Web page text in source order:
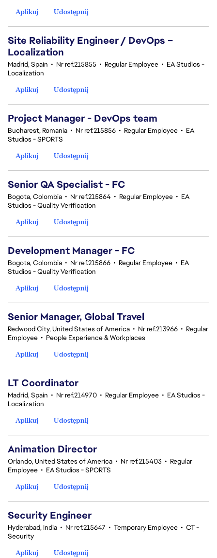
Aplikuj
Udostępnij
Site Reliability Engineer / DevOps –
Localization
Madrid, Spain • Nr ref.215855 • Regular Employee • EA Studios -
Localization
Aplikuj
Udostępnij
Project Manager - DevOps team
Bucharest, Romania • Nr ref.215856 • Regular Employee • EA
Studios - SPORTS
Aplikuj
Udostępnij
Senior QA Specialist - FC
Bogota, Colombia • Nr ref.215864 • Regular Employee • EA
Studios - Quality Verification
Aplikuj
Udostępnij
Development Manager - FC
Bogota, Colombia • Nr ref.215866 • Regular Employee • EA
Studios - Quality Verification
Aplikuj
Udostępnij
Senior Manager, Global Travel
Redwood City, United States of America • Nr ref.213966 • Regular
Employee • People Experience & Workplaces
Aplikuj
Udostępnij
LT Coordinator
Madrid, Spain • Nr ref.214970 • Regular Employee • EA Studios -
Localization
Aplikuj
Udostępnij
Animation Director
Orlando, United States of America • Nr ref.215403 • Regular
Employee • EA Studios - SPORTS
Aplikuj
Udostępnij
Security Engineer
Hyderabad, India • Nr ref.215647 • Temporary Employee • CT -
Security
Aplikuj
Udostępnij